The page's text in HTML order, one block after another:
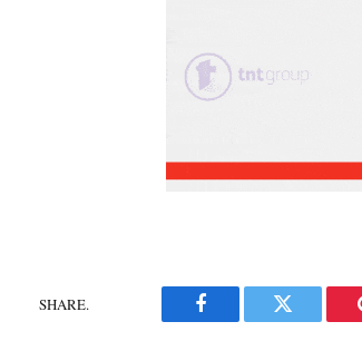
SHARE.
Facebook Twitter